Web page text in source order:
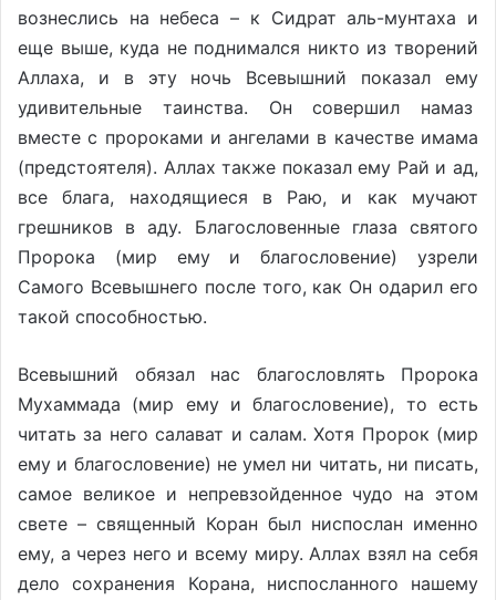
вознеслись на небеса – к Сидрат аль-мунтаха и
еще выше, куда не поднимался никто из творений
Аллаха, и в эту ночь Всевышний показал ему
удивительные таинства. Он совершил намаз
вместе с пророками и ангелами в качестве имама
(предстоятеля). Аллах также показал ему Рай и ад,
все блага, находящиеся в Раю, и как мучают
грешников в аду. Благословенные глаза святого
Пророка (мир ему и благословение) узрели
Самого Всевышнего после того, как Он одарил его
такой способностью.
Всевышний обязал нас благословлять Пророка
Мухаммада (мир ему и благословение), то есть
читать за него салават и салам. Хотя Пророк (мир
ему и благословение) не умел ни читать, ни писать,
самое великое и непревзойденное чудо на этом
свете – священный Коран был ниспослан именно
ему, а через него и всему миру. Аллах взял на себя
дело сохранения Корана, ниспосланного нашему